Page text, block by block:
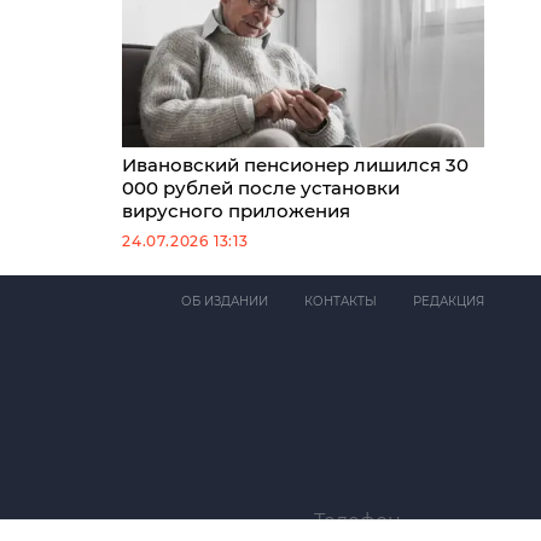
Ивановский пенсионер лишился 30
000 рублей после установки
вирусного приложения
24.07.2026 13:13
ОБ ИЗДАНИИ КОНТАКТЫ РЕДАКЦИЯ
Телефон